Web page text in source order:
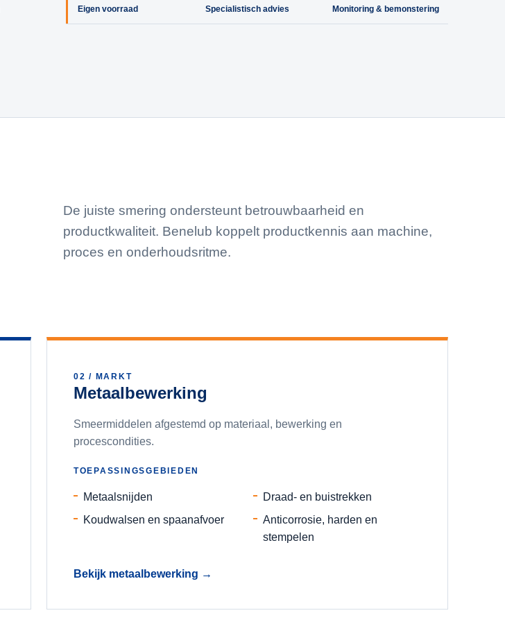
Eigen voorraad Specialistisch advies Monitoring & bemonstering
De juiste smering ondersteunt betrouwbaarheid en
productkwaliteit. Benelub koppelt productkennis aan machine,
proces en onderhoudsritme.
02 / MARKT
Metaalbewerking
Smeermiddelen afgestemd op materiaal, bewerking en
procescondities.
TOEPASSINGSGEBIEDEN
Metaalsnijden
Draad- en buistrekken
Koudwalsen en spaanafvoer
Anticorrosie, harden en
stempelen
Bekijk metaalbewerking →